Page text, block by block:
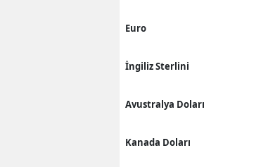
Euro
İngiliz Sterlini
Avustralya Doları
Kanada Doları